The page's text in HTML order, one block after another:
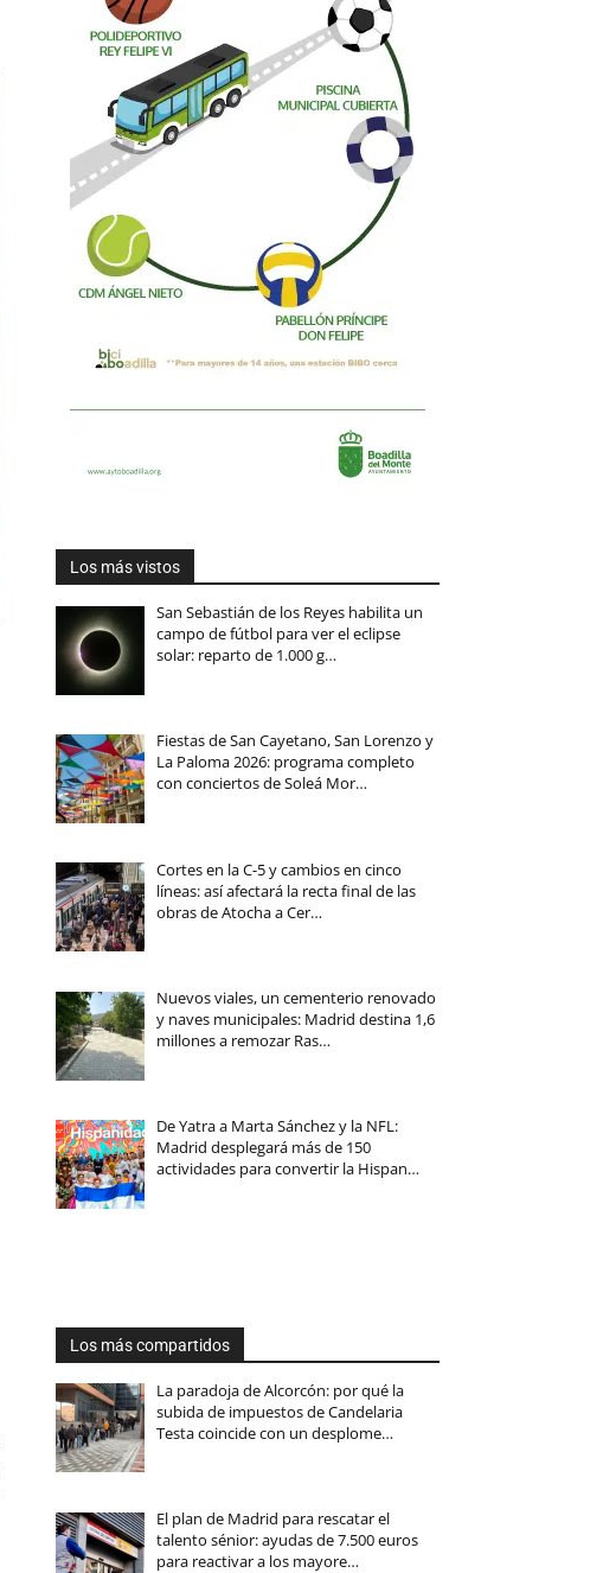
Los más vistos
San Sebastián de los Reyes habilita un
campo de fútbol para ver el eclipse
solar: reparto de 1.000 g…
Fiestas de San Cayetano, San Lorenzo y
La Paloma 2026: programa completo
con conciertos de Soleá Mor…
Cortes en la C-5 y cambios en cinco
líneas: así afectará la recta final de las
obras de Atocha a Cer…
Nuevos viales, un cementerio renovado
y naves municipales: Madrid destina 1,6
millones a remozar Ras…
De Yatra a Marta Sánchez y la NFL:
Madrid desplegará más de 150
actividades para convertir la Hispan…
Los más compartidos
La paradoja de Alcorcón: por qué la
subida de impuestos de Candelaria
Testa coincide con un desplome…
El plan de Madrid para rescatar el
talento sénior: ayudas de 7.500 euros
para reactivar a los mayore…